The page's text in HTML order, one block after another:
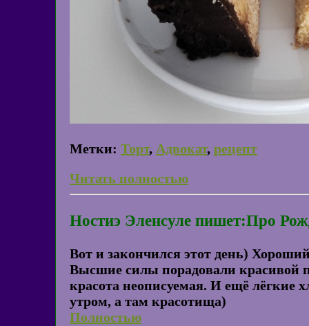
Метки: Торт, Адвокат, рецепт
Читать полностью
Ностиэ Эленсуле пишет:Про
Вот и закончился этот день)
Высшие силы порадовали красивой
красота неописуемая. И ещё лёгкие
утром, а там красотища)
Полностью